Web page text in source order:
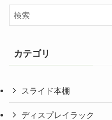
カテゴリ
スライド本棚
ディスプレイラック